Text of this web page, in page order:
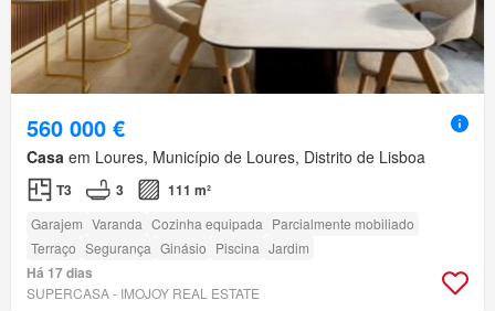
560 000 €
Casa em Loures, Município de Loures, Distrito de Lisboa
T3 3 111 m²
Garajem Varanda Cozinha equipada Parcialmente mobiliado
Terraço Segurança Ginásio Piscina Jardim
Há 17 dias
SUPERCASA - IMOJOY REAL ESTATE